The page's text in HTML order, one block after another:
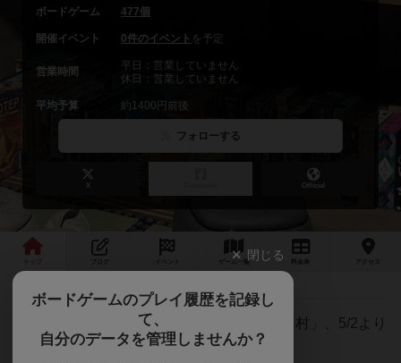
ボードゲーム 477個
開催イベント 0件のイベント を予定
営業時間
平日：営業していません
休日：営業していません
平均予算 約1400円前後
フォローする
X Official
ゲーム 一覧 料金 アクセス
ボードゲーム&コミュニティスペース「松田村」、5/2より
予約受付開始しました！
閉じる
ボードゲームのプレイ履歴を記録し
て、
自分のデータを管理しませんか？